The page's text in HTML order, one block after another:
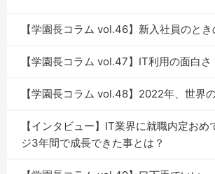
【学園長コラム vol.46】新入社員のと
【学園長コラム vol.47】IT利用の面白さ
【学園長コラム vol.48】2022年、世界
【インタビュー】IT業界に就職内定おめ
ジ3年間で成長できた事とは？